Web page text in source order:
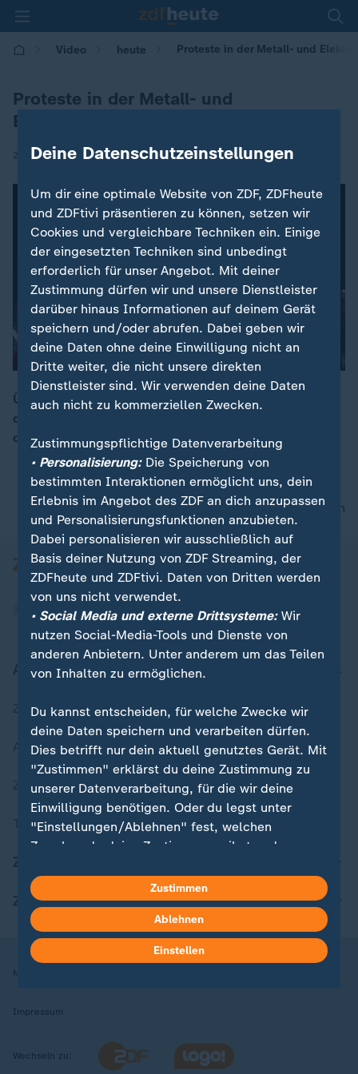
Video heute Proteste in der Metall- und
Proteste in der Metall- und
Elektroindustrie
29.10.2024 | 12:00
Überschattet von den drastischen VW-Sparplänen hat
die IG Metall eine erste Warnstreikwelle in der
deutschen Metall- und Elektroindustrie gestartet.
nach oben
Aktuell bei ZDFheute
Zuletzt veröffentlicht
Aktuelle Sendungs-Videos
ZDFheute Stories
Themen im Überblick
ZDFheute Apps
Nutzungsbedingungen
Impressum
Wechseln zu:
Deine Datenschutzeinstellungen
Um dir eine optimale Website von ZDF, ZDFheute
und ZDFtivi präsentieren zu können, setzen wir
Cookies und vergleichbare Techniken ein. Einige
der eingesetzten Techniken sind unbedingt
erforderlich für unser Angebot. Mit deiner
Zustimmung dürfen wir und unsere Dienstleister
darüber hinaus Informationen auf deinem Gerät
speichern und/oder abrufen. Dabei geben wir
deine Daten ohne deine Einwilligung nicht an
Dritte weiter, die nicht unsere direkten
Dienstleister sind. Wir verwenden deine Daten
auch nicht zu kommerziellen Zwecken.
Zustimmungspflichtige Datenverarbeitung
• Personalisierung:Die Speicherung von
bestimmten Interaktionen ermöglicht uns, dein
Erlebnis im Angebot des ZDF an dich anzupassen
und Personalisierungsfunktionen anzubieten.
Dabei personalisieren wir ausschließlich auf
Basis deiner Nutzung von ZDF Streaming, der
ZDFheute und ZDFtivi. Daten von Dritten werden
von uns nicht verwendet.
• Social Media und externe Drittsysteme:Wir
nutzen Social-Media-Tools und Dienste von
anderen Anbietern. Unter anderem um das Teilen
von Inhalten zu ermöglichen.
Du kannst entscheiden, für welche Zwecke wir
deine Daten speichern und verarbeiten dürfen.
Dies betrifft nur dein aktuell genutztes Gerät. Mit
"Zustimmen" erklärst du deine Zustimmung zu
unserer Datenverarbeitung, für die wir deine
Einwilligung benötigen. Oder du legst unter
"Einstellungen/Ablehnen" fest, welchen
Zwecken du deine Zustimmung gibst und
kannst du jederzeit mit Wirkung für die Zukunft
in deinen Einstellungen widerrufen oder ändern.
Hier findest du das Impressum.
Weitere Informationen findest du in unserer
Zustimmen
Ablehnen
Einstellen